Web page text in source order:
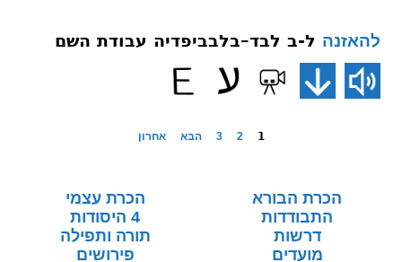
להאזנה ל-ב לבד–בלבביפדיה עבודת השם
1
2
3 הבא אחרון
הכרת הבורא
הכרת עצמי
התבודדות
4 היסודות
דרשות
תורה ותפילה
מועדים
פירושים